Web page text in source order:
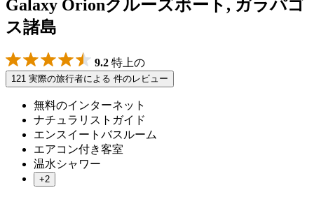
Galaxy Orionクルーズボート, ガラパゴ
ス諸島
9.2 特上の
121 実際の旅行者による 件のレビュー
無料のインターネット
ナチュラリストガイド
エンスイートバスルーム
エアコン付き客室
温水シャワー
+2